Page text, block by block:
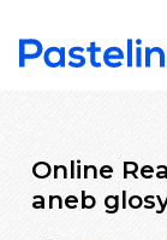
Online
aneb